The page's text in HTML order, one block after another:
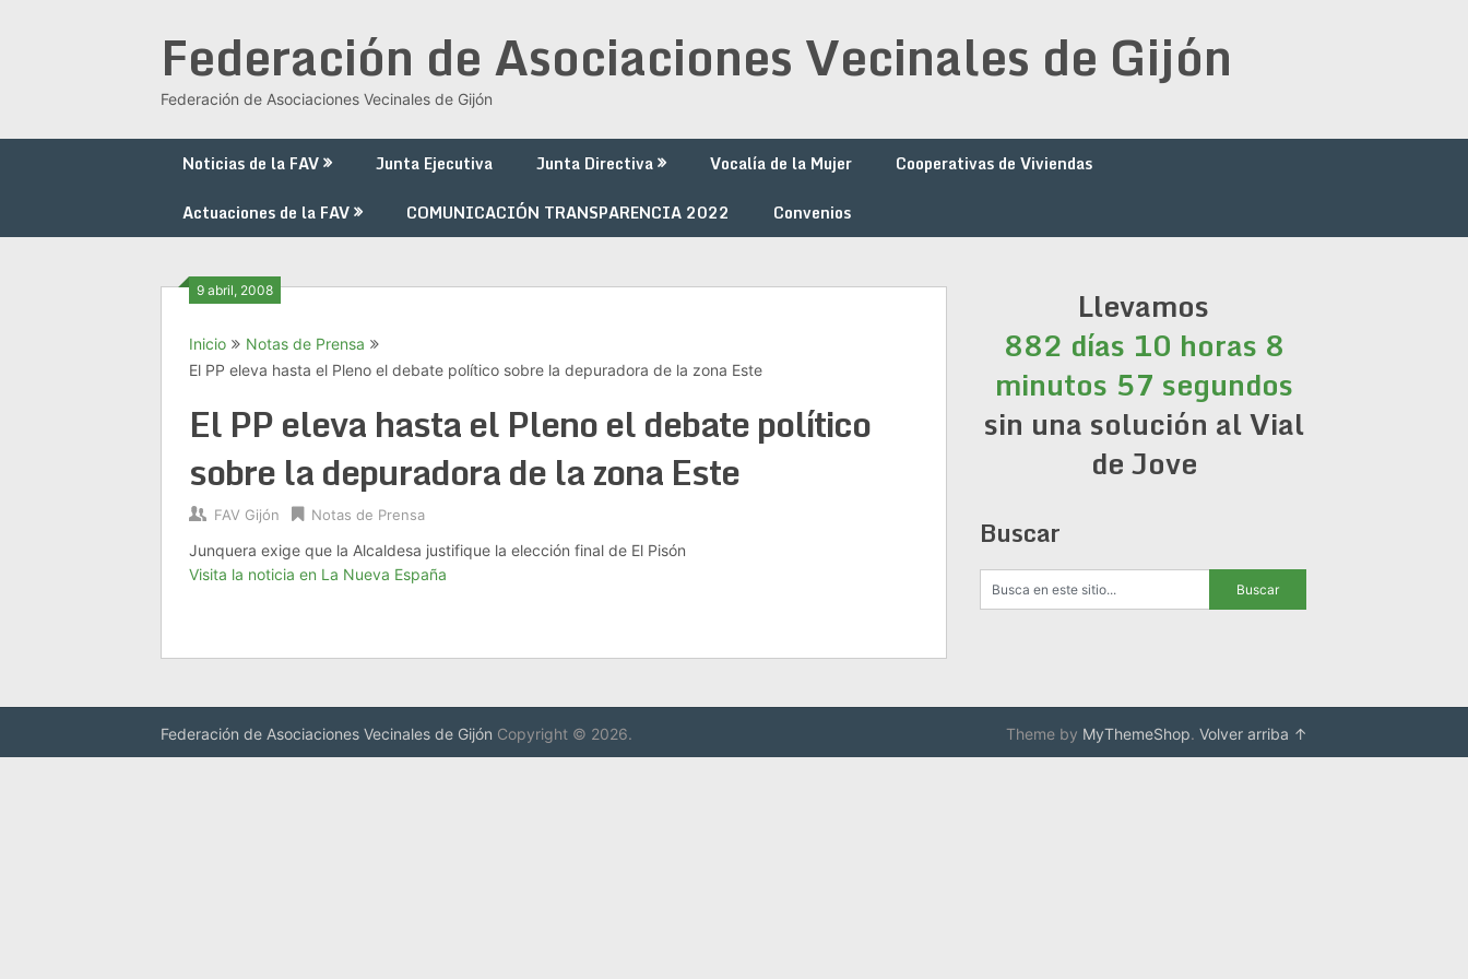
Federación de Asociaciones Vecinales de Gijón
Federación de Asociaciones Vecinales de Gijón
Noticias de la FAV Junta Ejecutiva Junta Directiva Vocalía de la Mujer
Cooperativas de Viviendas
Actuaciones de la FAV
COMUNICACIÓN TRANSPARENCIA 2022 Convenios
9 abril, 2008
Inicio
Notas de Prensa
El PP eleva hasta el Pleno el debate político sobre la depuradora de la zona Este
El PP eleva hasta el Pleno el debate político
sobre la depuradora de la zona Este
FAV Gijón Notas de Prensa
Junquera exige que la Alcaldesa justifique la elección final de El Pisón
Visita la noticia en La Nueva España
Llevamos
882 días 10 horas 8
minutos 57 segundos
sin una solución al Vial
de Jove
Buscar
Federación de Asociaciones Vecinales de Gijón Copyright © 2026. Theme by MyThemeShop. Volver arriba ↑